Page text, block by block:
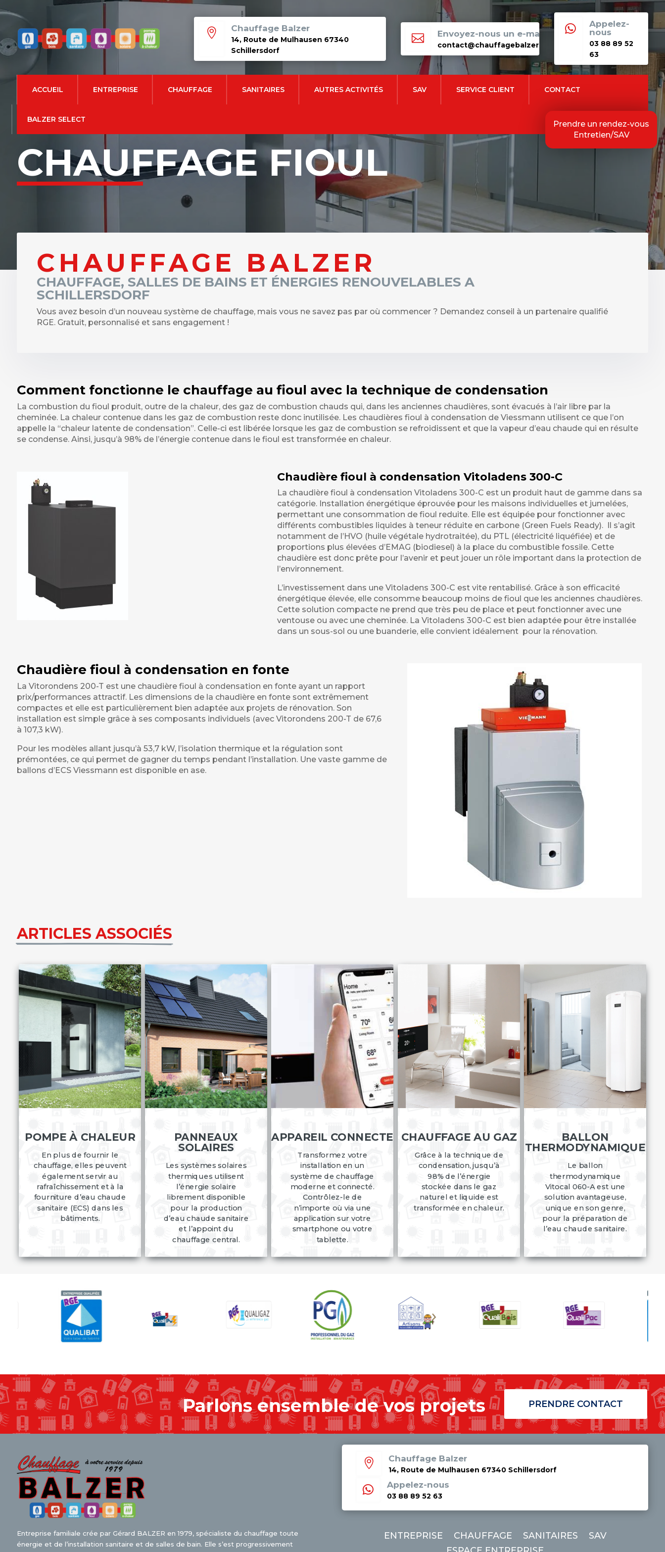
 Chauffage Balzer
14, Route de Mulhausen 67340
Schillersdorf
 Envoyez-nous un e-mail
contact@chauffagebalzer.fr

Appelez-
nous
03 88 89 52
63
ACCUEIL ENTREPRISE CHAUFFAGE SANITAIRES AUTRES ACTIVITÉS SAV SERVICE CLIENT CONTACT
BALZER SELECT
CHAUFFAGE FIOUL
CHAUFFAGE BALZER
CHAUFFAGE, SALLES DE BAINS ET ÉNERGIES RENOUVELABLES A
SCHILLERSDORF
Vous avez besoin d’un nouveau système de chauffage, mais vous ne savez pas par où commencer ? Demandez conseil à un partenaire qualifié
RGE. Gratuit, personnalisé et sans engagement !
Comment fonctionne le chauffage au fioul avec la technique de condensation
La combustion du fioul produit, outre de la chaleur, des gaz de combustion chauds qui, dans les anciennes chaudières, sont évacués à l’air libre par la
cheminée. La chaleur contenue dans les gaz de combustion reste donc inutilisée. Les chaudières fioul à condensation de Viessmann utilisent ce que l’on
appelle la “chaleur latente de condensation”. Celle-ci est libérée lorsque les gaz de combustion se refroidissent et que la vapeur d’eau chaude qui en résulte
se condense. Ainsi, jusqu’à 98% de l’énergie contenue dans le fioul est transformée en chaleur.
Chaudière fioul à condensation Vitoladens 300-C
La chaudière fioul à condensation Vitoladens 300-C est un produit haut de gamme dans sa
catégorie. Installation énergétique éprouvée pour les maisons individuelles et jumelées,
permettant une consommation de fioul reduite. Elle est équipée pour fonctionner avec
différents combustibles liquides à teneur réduite en carbone (Green Fuels Ready). Il s’agit
notamment de l’HVO (huile végétale hydrotraitée), du PTL (électricité liquéfiée) et de
proportions plus élevées d’EMAG (biodiesel) à la place du combustible fossile. Cette
chaudière est donc prête pour l’avenir et peut jouer un rôle important dans la protection de
l’environnement.
L’investissement dans une Vitoladens 300-C est vite rentabilisé. Grâce à son efficacité
énergétique élevée, elle consomme beaucoup moins de fioul que les anciennes chaudières.
Cette solution compacte ne prend que très peu de place et peut fonctionner avec une
ventouse ou avec une cheminée. La Vitoladens 300-C est bien adaptée pour être installée
dans un sous-sol ou une buanderie, elle convient idéalement pour la rénovation.
Chaudière fioul à condensation en fonte
La Vitorondens 200-T est une chaudière fioul à condensation en fonte ayant un rapport
prix/performances attractif. Les dimensions de la chaudière en fonte sont extrêmement
compactes et elle est particulièrement bien adaptée aux projets de rénovation. Son
installation est simple grâce à ses composants individuels (avec Vitorondens 200-T de 67,6
à 107,3 kW).
Pour les modèles allant jusqu’à 53,7 kW, l’isolation thermique et la régulation sont
prémontées, ce qui permet de gagner du temps pendant l’installation. Une vaste gamme de
ballons d’ECS Viessmann est disponible en ase.
ARTICLES ASSOCIÉS
POMPE À CHALEUR
En plus de fournir le
chauffage, elles peuvent
également servir au
rafraîchissement et à la
fourniture d’eau chaude
sanitaire (ECS) dans les
bâtiments.
PANNEAUX
SOLAIRES
Les systèmes solaires
thermiques utilisent
l’énergie solaire
librement disponible
pour la production
d’eau chaude sanitaire
et l’appoint du
chauffage central.
APPAREIL CONNECTE
Transformez votre
installation en un
système de chauffage
moderne et connecté.
Contrôlez-le de
n’importe où via une
application sur votre
smartphone ou votre
tablette.
CHAUFFAGE AU GAZ
Grâce à la technique de
condensation, jusqu’à
98% de l’énergie
stockée dans le gaz
naturel et liquide est
transformée en chaleur.
BALLON
THERMODYNAMIQUE
Le ballon
thermodynamique
Vitocal 060-A est une
solution avantageuse,
unique en son genre,
pour la préparation de
l’eau chaude sanitaire.
Parlons ensemble de vos projets PRENDRE CONTACT
Entreprise familiale crée par Gérard BALZER en 1979, spécialiste du chauffage toute
énergie et de l’installation sanitaire et de salles de bain. Elle s’est progressivement
 Chauffage Balzer
14, Route de Mulhausen 67340 Schillersdorf
 Appelez-nous
03 88 89 52 63
ENTREPRISE CHAUFFAGE SANITAIRES
SAV
Prendre un rendez-vous
Entretien/SAV